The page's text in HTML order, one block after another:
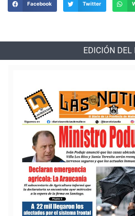
Facebook Twitter
EDICIÓN DEL